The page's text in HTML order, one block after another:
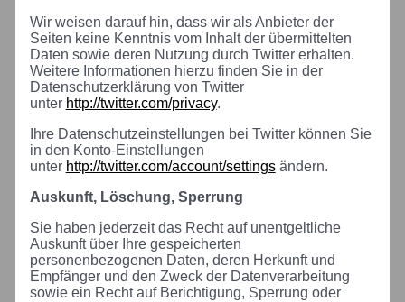
Wir weisen darauf hin, dass wir als Anbieter der
Seiten keine Kenntnis vom Inhalt der übermittelten
Daten sowie deren Nutzung durch Twitter erhalten.
Weitere Informationen hierzu finden Sie in der
Datenschutzerklärung von Twitter
unter http://twitter.com/privacy.
Ihre Datenschutzeinstellungen bei Twitter können Sie
in den Konto-Einstellungen
unter http://twitter.com/account/settingsändern.
Auskunft, Löschung, Sperrung
Sie haben jederzeit das Recht auf unentgeltliche
Auskunft über Ihre gespeicherten
personenbezogenen Daten, deren Herkunft und
Empfänger und den Zweck der Datenverarbeitung
sowie ein Recht auf Berichtigung, Sperrung oder